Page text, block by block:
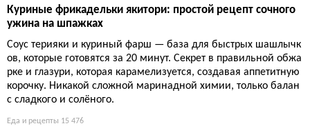
Куриные фрикадельки якитори: простой рецепт сочного
ужина на шпажках
Соус терияки и куриный фарш — база для быстрых шашлычк
ов, которые готовятся за 20 минут. Секрет в правильной обжа
рке и глазури, которая карамелизуется, создавая аппетитную
корочку. Никакой сложной маринадной химии, только балан
с сладкого и солёного.
Еда и рецепты 15 476